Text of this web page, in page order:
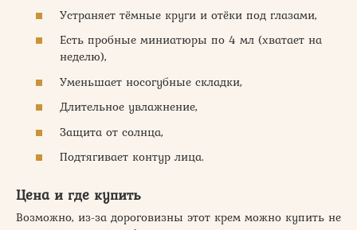
Устраняет тёмные круги и отёки под глазами,
Есть пробные миниатюры по 4 мл (хватает на
неделю),
Уменьшает носогубные складки,
Длительное увлажнение,
Защита от солнца,
Подтягивает контур лица.
Цена и где купить
Возможно, из-за дороговизны этот крем можно купить не